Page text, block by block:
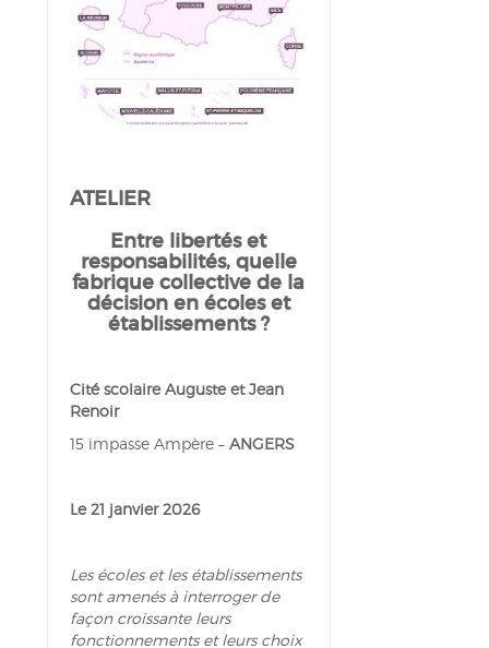
ATELIER
Entre libertés et
responsabilités, quelle
fabrique collective de la
décision en écoles et
établissements ?
Cité scolaire Auguste et Jean
Renoir
15 impasse Ampère – ANGERS
Le 21 janvier 2026
Les écoles et les établissements
sont amenés à interroger de
façon croissante leurs
fonctionnements et leurs choix